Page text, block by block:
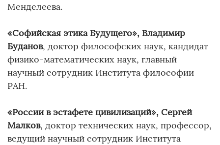
Менделеева.
«Софийская этика Будущего», Владимир
Буданов, доктор философских наук, кандидат
физико-математических наук, главный
научный сотрудник Института философии
РАН.
«России в эстафете цивилизаций», Сергей
Малков, доктор технических наук, профессор,
ведущий научный сотрудник Института